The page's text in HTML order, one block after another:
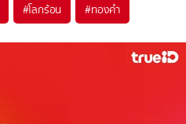
#โลกร้อน #ทองคำ